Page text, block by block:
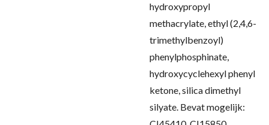
hydroxypropyl
methacrylate, ethyl (2,4,6-
trimethylbenzoyl)
phenylphosphinate,
hydroxycyclehexyl phenyl
ketone, silica dimethyl
silyate. Bevat mogelijk: